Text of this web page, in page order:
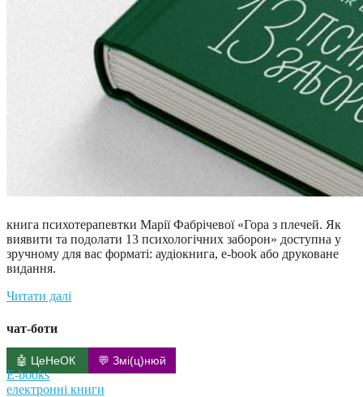
книга психотерапевтки Марії Фабрічевої «Гора з плечей. Як
виявити та подолати 13 психологічних заборон» доступна у
зручному для вас форматі: аудіокнига, e-book або друковане
видання.
Читати далі
чат-боти
🤖 ЦеНеОК 💬 Змі(ц)нюй
E-books
електронні книги